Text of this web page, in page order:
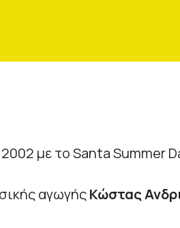
με το Santa Summer
αγωγήςΚώστας